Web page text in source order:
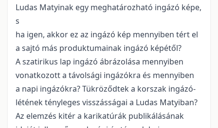
Ludas Matyinak egy meghatározható ingázó képe,
s
ha igen, akkor ez az ingázó kép mennyiben tért el
a sajtó más produktumainak ingázó képétől?
A szatirikus lap ingázó ábrázolása mennyiben
vonatkozott a távolsági ingázókra és mennyiben
a napi ingázókra? Tükröződtek a korszak ingázó-
létének tényleges visszásságai a Ludas Matyiban?
Az elemzés kitér a karikatúrák publikálásának